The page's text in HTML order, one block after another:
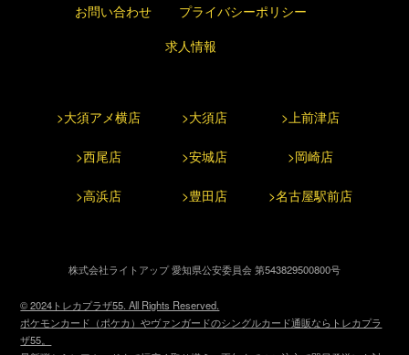
お問い合わせ
プライバシーポリシー
求人情報
>大須アメ横店 >大須店 >上前津店
>西尾店 >安城店 >岡崎店
>高浜店 >豊田店 >名古屋駅前店
株式会社ライトアップ 愛知県公安委員会 第543829500800号
© 2024トレカプラザ55. All Rights Reserved.
ポケモンカード（ポケカ）やヴァンガードのシングルカード通販ならトレカプラ
ザ55。